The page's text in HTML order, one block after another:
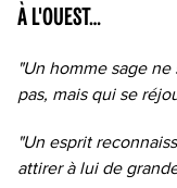
À l'ouest…
"Un homme sage
pas, mais qui se
"Un esprit
attirer à lui de